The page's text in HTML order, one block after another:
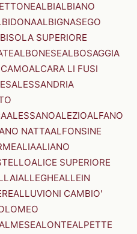
ALBIALBIANO
ALBIGNASEGO
SUPERIORE
ALBONESEALBOSAGGIA
ALCARA LI FUSI
ALESSANDRIA
ALESSANOALEZIOALFANO
NATTAALFONSINE
ALIAALIANO
ALICE SUPERIORE
ALLEGHEALLEIN
ALLUVIONI CAMBIO'
ALONTEALPETTE